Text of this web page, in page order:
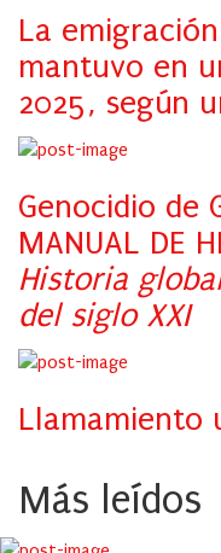
La
mantuvo en
2025, según
Genocidio de
MANUAL DE
Historia
del siglo XXI
Llamamiento
Más leídos